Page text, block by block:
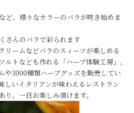
ど、様々なカラーのバラが咲き始めま
さんのバラで彩られます
リームなどバラのスィーツが楽しめる
ルトなども作れる「ハーブ体験工房」、
や3000種類ハーブグッズを販売してい
しいイタリアンが味わえるレストラン
り、一日お楽しみ頂けます。